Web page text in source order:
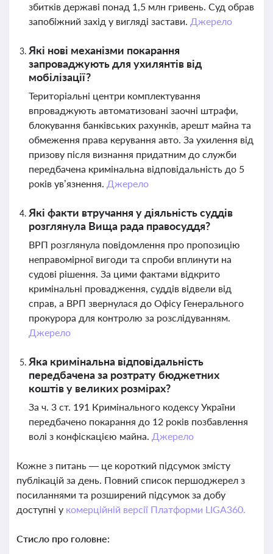
збитків державі понад 1,5 млн гривень. Суд обрав
запобіжний захід у вигляді застави. Джерело
Які нові механізми покарання
запроваджують для ухилянтів від
мобілізації?
Територіальні центри комплектування
впроваджують автоматизовані заочні штрафи,
блокування банківських рахунків, арешт майна та
обмеження права керування авто. За ухилення від
призову після визнання придатним до служби
передбачена кримінальна відповідальність до 5
років ув’язнення. Джерело
Які факти втручання у діяльність суддів
розглянула Вища рада правосуддя?
ВРП розглянула повідомлення про пропозицію
неправомірної вигоди та спроби вплинути на
судові рішення. За цими фактами відкрито
кримінальні провадження, суддів відвели від
справ, а ВРП звернулася до Офісу Генерального
прокурора для контролю за розслідуванням.
Джерело
Яка кримінальна відповідальність
передбачена за розтрату бюджетних
коштів у великих розмірах?
За ч. 3 ст. 191 Кримінального кодексу України
передбачено покарання до 12 років позбавлення
волі з конфіскацією майна. Джерело
Кожне з питань — це короткий підсумок змісту
публікацій за день. Повний список першоджерел з
посиланнями та розширений підсумок за добу
доступні у комерційній версії Платформи LIGA360.
Стисло про головне: